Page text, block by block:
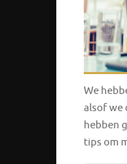
We
alsof we
hebben
tips om